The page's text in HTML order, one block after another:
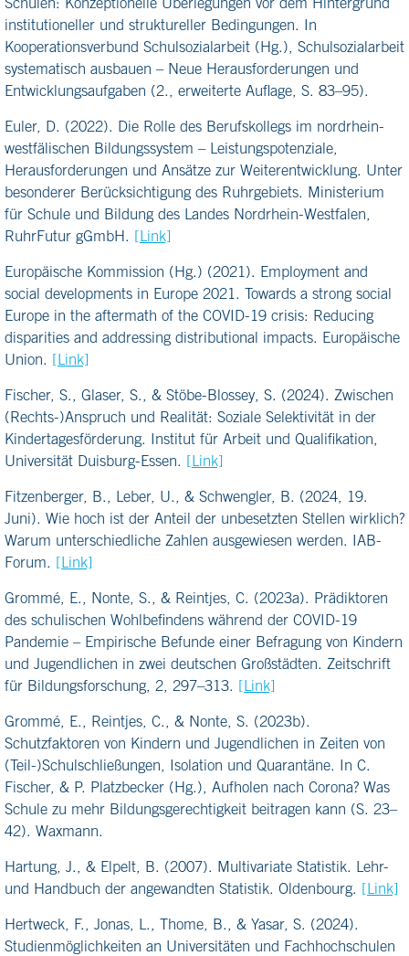
institutioneller und struktureller Bedingungen. In
Kooperationsverbund Schulsozialarbeit (Hg.), Schulsozialarbeit
systematisch ausbauen – Neue Herausforderungen und
Entwicklungsaufgaben (2., erweiterte Auflage, S. 83–95).
Euler, D. (2022). Die Rolle des Berufskollegs im nordrhein-
westfälischen Bildungssystem – Leistungspotenziale,
Herausforderungen und Ansätze zur Weiterentwicklung. Unter
besonderer Berücksichtigung des Ruhrgebiets. Ministerium
für Schule und Bildung des Landes Nordrhein-Westfalen,
RuhrFutur gGmbH. [Link]
Europäische Kommission (Hg.) (2021). Employment and
social developments in Europe 2021. Towards a strong social
Europe in the aftermath of the COVID-19 crisis: Reducing
disparities and addressing distributional impacts. Europäische
Union. [Link]
Fischer, S., Glaser, S., & Stöbe-Blossey, S. (2024). Zwischen
(Rechts-)Anspruch und Realität: Soziale Selektivität in der
Kindertagesförderung. Institut für Arbeit und Qualifikation,
Universität Duisburg-Essen. [Link]
Fitzenberger, B., Leber, U., & Schwengler, B. (2024, 19.
Juni). Wie hoch ist der Anteil der unbesetzten Stellen wirklich?
Warum unterschiedliche Zahlen ausgewiesen werden. IAB-
Forum. [Link]
Grommé, E., Nonte, S., & Reintjes, C. (2023a). Prädiktoren
des schulischen Wohlbefindens während der COVID-19
Pandemie – Empirische Befunde einer Befragung von Kindern
und Jugendlichen in zwei deutschen Großstädten. Zeitschrift
für Bildungsforschung, 2, 297–313. [Link]
Grommé, E., Reintjes, C., & Nonte, S. (2023b).
Schutzfaktoren von Kindern und Jugendlichen in Zeiten von
(Teil-)Schulschließungen, Isolation und Quarantäne. In C.
Fischer, & P. Platzbecker (Hg.), Aufholen nach Corona? Was
Schule zu mehr Bildungsgerechtigkeit beitragen kann (S. 23–
42). Waxmann.
Hartung, J., & Elpelt, B. (2007). Multivariate Statistik. Lehr-
und Handbuch der angewandten Statistik. Oldenbourg. [Link]
Hertweck, F., Jonas, L., Thome, B., & Yasar, S. (2024).
Studienmöglichkeiten an Universitäten und Fachhochschulen